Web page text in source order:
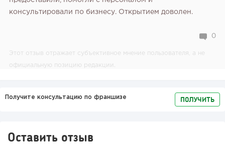
1
Конференции августа 2026: лучшие мероприятия месяца
для бизнеса,...
консультировали по бизнесу. Открытием доволен.
0
Этот отзыв отражает субъективное мнение пользователя, а не
официальную позицию редакции.
Получите консультацию по франшизе ПОЛУЧИТЬ
Оставить отзыв